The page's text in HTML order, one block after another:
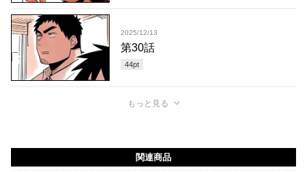
2025/12/13
第30話
44pt
もっと見る
関連商品